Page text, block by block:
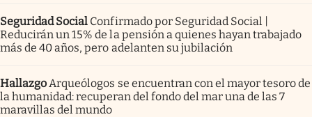
Seguridad Social Confirmado por Seguridad Social |
Reducirán un 15% de la pensión a quienes hayan trabajado
más de 40 años, pero adelanten su jubilación
Hallazgo Arqueólogos se encuentran con el mayor tesoro de
la humanidad: recuperan del fondo del mar una de las 7
maravillas del mundo